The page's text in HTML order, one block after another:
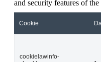
and security features of
Cookie
cookielawinfo-